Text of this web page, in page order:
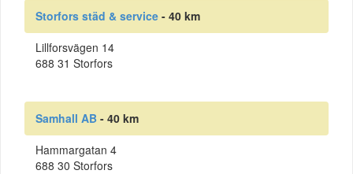
Storfors städ & service - 40 km
Lillforsvägen 14
688 31 Storfors
Samhall AB - 40 km
Hammargatan 4
688 30 Storfors